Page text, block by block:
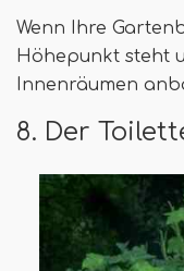
Wenn Ihre
Höhepunkt steht
Innenräumen
8. Der